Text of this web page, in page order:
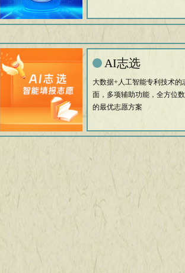
AI志选
大数据+人工智能专利技术
面，多项辅助功能，全方位
的最优志愿方案